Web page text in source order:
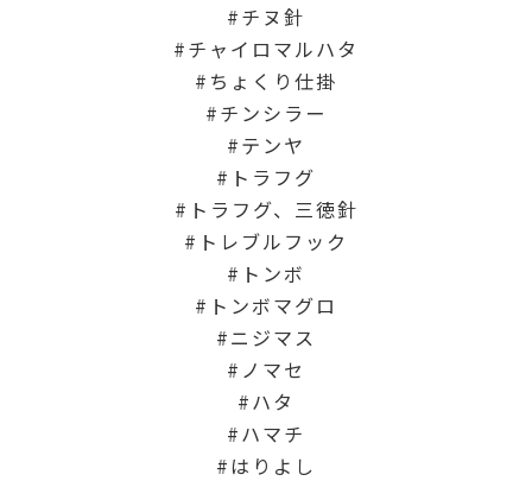
チヌ針
チャイロマルハタ
ちょくり仕掛
チンシラー
テンヤ
トラフグ
トラフグ、三徳針
トレブルフック
トンボ
トンボマグロ
ニジマス
ノマセ
ハタ
ハマチ
はりよし